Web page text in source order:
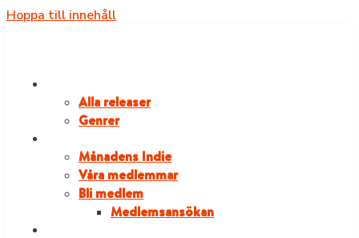
Hoppa till innehåll
Alla releaser
Genrer
Månadens Indie
Våra medlemmar
Bli medlem
Medlemsansökan